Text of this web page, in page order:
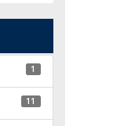
1
11